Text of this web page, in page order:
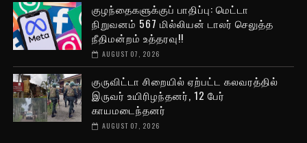
குழந்தைகளுக்குப் பாதிப்பு: மெட்டா
நிறுவனம் 567 மில்லியன் டாலர் செலுத்த
நீதிமன்றம் உத்தரவு!!
AUGUST 07, 2026
குருவிட்டா சிறையில் ஏற்பட்ட கலவரத்தில்
இருவர் உயிரிழந்தனர், 12 பேர்
காயமடைந்தனர்
AUGUST 07, 2026